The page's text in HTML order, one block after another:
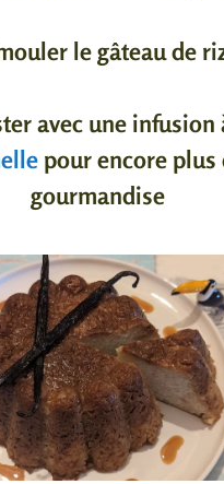
le gâteau de
avec une infusion
pour encore plus
gourmandise